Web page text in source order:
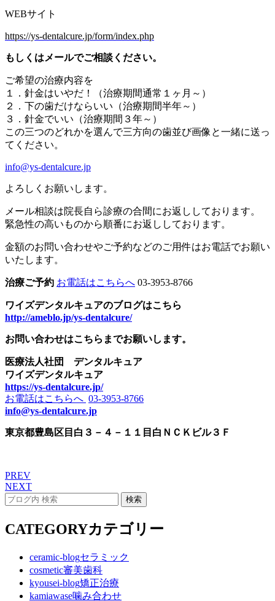
WEBサイト
https://ys-dentalcure.jp/form/index.php
もしくはメールでご相談ください。
ご希望の治療内容を
１．針金はいやだ！（治療期間通常１ヶ月～）
２．下の歯だけならいい（治療期間半年～）
３．針金でいい（治療期間３年～）
この三つのどれかを選んで三方向の歯並び画像と一緒に送っ
てください。
info@ys-dentalcure.jp
よろしくお願いします。
メール相談は院長自ら診療の合間にお返ししております。
緊急性の高いものから順番にお返ししております。
金額のお問い合わせやご予約などのご用件はお電話でお願い
いたします。
治療ご予約 お電話はこちらへ 03-3953-8766
ワイズデンタルキュアのブログはこちら
http://ameblo.jp/ys-dentalcure/
お問い合わせはこちらまでお願いします。
医療法人社団 デンタルキュア
ワイズデンタルキュア
https://ys-dentalcure.jp/
お電話はこちらへ 03-3953-8766
info@ys-dentalcure.jp
東京都豊島区目白３－４－１１目白ＮＣＫビル３Ｆ
PREV
NEXT
CATEGORYカテゴリー
ceramic-blogセラミック
cosmetic審美歯科
kyousei-blog矯正治療
kamiawase噛み合わせ